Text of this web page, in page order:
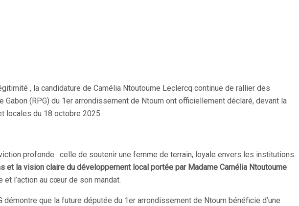
, la candidature de Camélia Ntoutoume Leclercq continue de rallier des
(RPG) du 1er arrondissement de Ntoum ont officiellement déclaré, devant la
locales du 18 octobre 2025.
profonde : celle de soutenir une femme de terrain, loyale envers les institutions
et la vision claire du développement local portée par Madame Camélia Ntoutoume
et l’action au cœur de son mandat.
que la future députée du 1er arrondissement de Ntoum bénéficie d’une